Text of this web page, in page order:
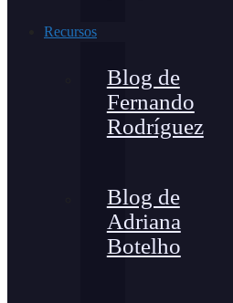
Recursos
Blog de
Fernando
Rodríguez
Blog de
Adriana
Botelho